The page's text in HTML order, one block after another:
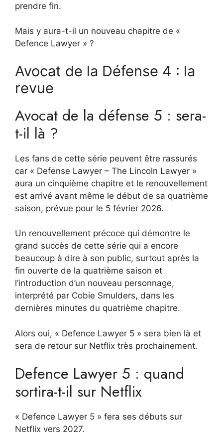
prendre fin.
Mais y aura-t-il un nouveau chapitre de «
Defence Lawyer » ?
Avocat de la Défense 4 : la
revue
Avocat de la défense 5 : sera-
t-il là ?
Les fans de cette série peuvent être rassurés
car « Defense Lawyer – The Lincoln Lawyer »
aura un cinquième chapitre et le renouvellement
est arrivé avant même le début de sa quatrième
saison, prévue pour le 5 février 2026.
Un renouvellement précoce qui démontre le
grand succès de cette série qui a encore
beaucoup à dire à son public, surtout après la
fin ouverte de la quatrième saison et
l’introduction d’un nouveau personnage,
interprété par Cobie Smulders, dans les
dernières minutes du quatrième chapitre.
Alors oui, « Defence Lawyer 5 » sera bien là et
sera de retour sur Netflix très prochainement.
Defence Lawyer 5 : quand
sortira-t-il sur Netflix
« Defence Lawyer 5 » fera ses débuts sur
Netflix vers 2027.